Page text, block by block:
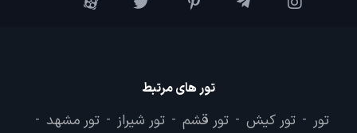
تور های مرتبط
تور - تور کیش - تور قشم - تور شیراز - تور مشهد -